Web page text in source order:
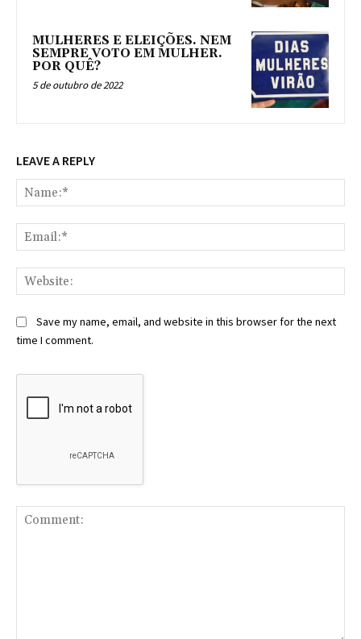
MULHERES E ELEIÇÕES. NEM
SEMPRE VOTO EM MULHER.
POR QUÊ?
5 de outubro de 2022
LEAVE A REPLY
Save my name, email, and website in this browser for the next
time I comment.